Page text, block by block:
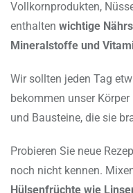
Vollkornprodukten,
enthalten wichtige
Mineralstoffe und
Wir sollten jeden Tag
bekommen unser
und Bausteine, die sie
Probieren Sie neue
noch nicht kennen.
Hülsenfrüchte wie